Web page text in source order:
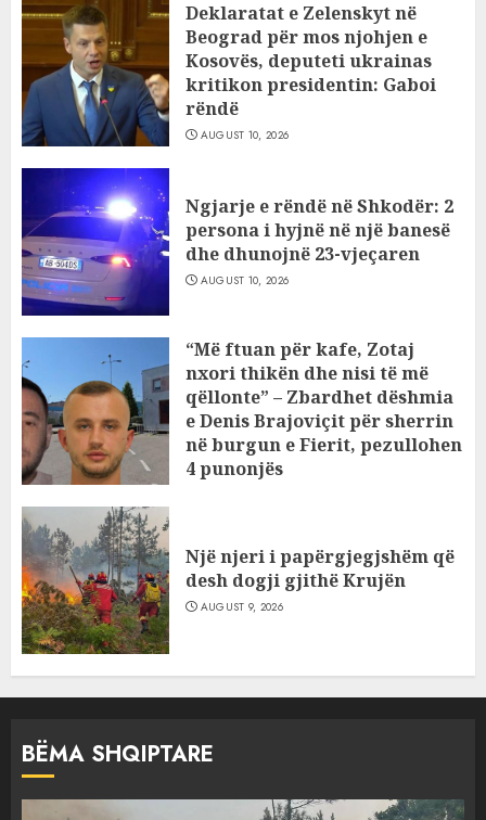
Deklaratat e Zelenskyt në
Beograd për mos njohjen e
Kosovës, deputeti ukrainas
kritikon presidentin: Gaboi
rëndë
AUGUST 10, 2026
Ngjarje e rëndë në Shkodër: 2
persona i hyjnë në një banesë
dhe dhunojnë 23-vjeçaren
AUGUST 10, 2026
“Më ftuan për kafe, Zotaj
nxori thikën dhe nisi të më
qëllonte” – Zbardhet dëshmia
e Denis Brajoviçit për sherrin
në burgun e Fierit, pezullohen
4 punonjës
Një njeri i papërgjegjshëm që
desh dogji gjithë Krujën
AUGUST 9, 2026
BËMA SHQIPTARE